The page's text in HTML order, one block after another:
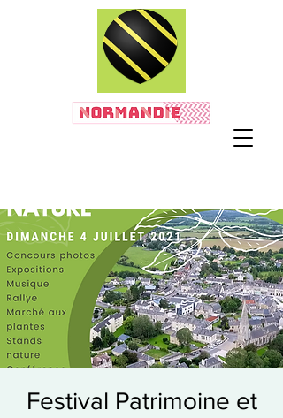
Festival Patrimoine et